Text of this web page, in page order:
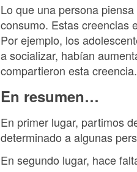
Lo que una persona
consumo. Estas creencias
Por ejemplo, los
a socializar, habían
compartieron esta creencia.
En resumen…
En primer lugar, partimos
determinado a algunas
En segundo lugar, hace